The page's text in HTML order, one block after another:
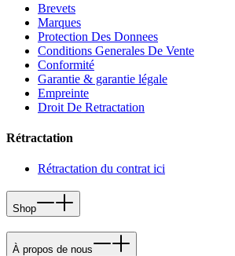
Brevets
Marques
Protection Des Donnees
Conditions Generales De Vente
Conformité
Garantie & garantie légale
Empreinte
Droit De Retractation
Rétractation
Rétractation du contrat ici
Shop
À propos de nous